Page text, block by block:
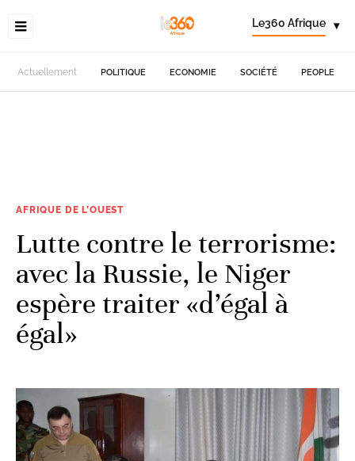
Le360 Afrique ▾
Actuellement POLITIQUE ECONOMIE SOCIÉTÉ PEOPLE
AFRIQUE DE L’OUEST
Lutte contre le terrorisme:
avec la Russie, le Niger
espère traiter «d’égal à
égal»